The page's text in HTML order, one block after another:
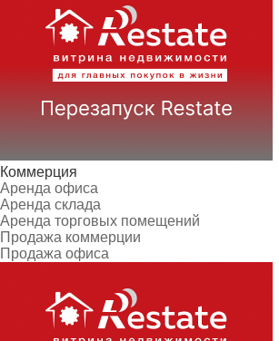
Коммерция
Аренда офиса
Аренда склада
Аренда торговых помещений
Продажа коммерции
Продажа офиса